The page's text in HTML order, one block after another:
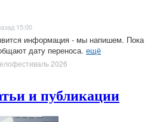
15:00
информация - мы напишем. Пока
дату переноса. ещё
2026
и публикации